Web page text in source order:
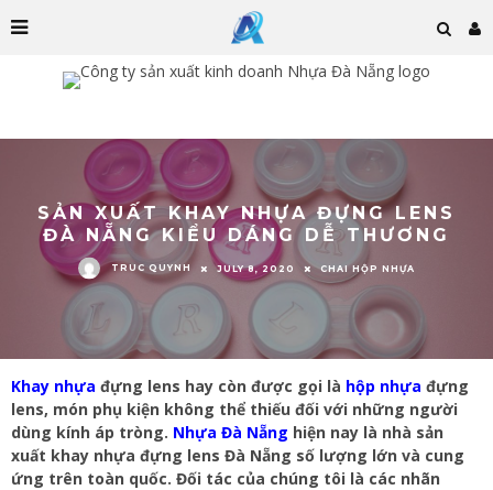
SẢN XUẤT KHAY NHỰA ĐỰNG LENS
ĐÀ NẴNG KIỂU DÁNG DỄ THƯƠNG
TRUC QUYNH JULY 8, 2020 CHAI HỘP NHỰA
Khay nhựa đựng lens hay còn được gọi là hộp nhựa đựng
lens, món phụ kiện không thể thiếu đối với những người
dùng kính áp tròng. Nhựa Đà Nẵng hiện nay là nhà sản
xuất khay nhựa đựng lens Đà Nẵng số lượng lớn và cung
ứng trên toàn quốc. Đối tác của chúng tôi là các nhãn